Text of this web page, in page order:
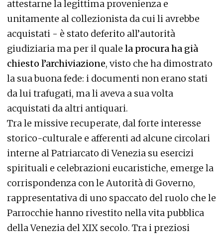
attestarne la legittima provenienza e
unitamente al collezionista da cui li avrebbe
acquistati - è stato deferito all’autorità
giudiziaria ma per il quale la procura ha già
chiesto l’archiviazione, visto che ha dimostrato
la sua buona fede: i documenti non erano stati
da lui trafugati, ma li aveva a sua volta
acquistati da altri antiquari.
Tra le missive recuperate, dal forte interesse
storico-culturale e afferenti ad alcune circolari
interne al Patriarcato di Venezia su esercizi
spirituali e celebrazioni eucaristiche, emerge la
corrispondenza con le Autorità di Governo,
rappresentativa di uno spaccato del ruolo che le
Parrocchie hanno rivestito nella vita pubblica
della Venezia del XIX secolo. Tra i preziosi